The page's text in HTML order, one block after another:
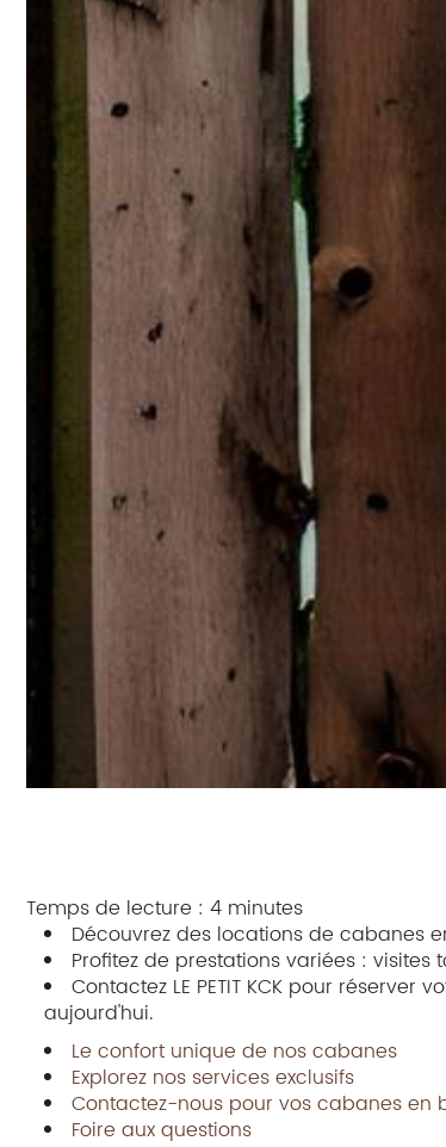
Temps de lecture : 4 minutes
Découvrez des locations de cabanes
Profitez de prestations variées :
Contactez LE PETIT KCK pour réserver
aujourd'hui.
Le confort unique de nos cabanes
Explorez nos services exclusifs
Contactez-nous pour vos cabanes en
Foire aux questions